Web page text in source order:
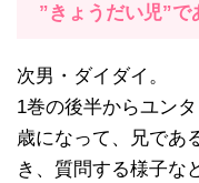
”きょうだい児”で
次男・ダイダイ。
1巻の後半からユン
歳になって、兄であ
き、質問する様子な